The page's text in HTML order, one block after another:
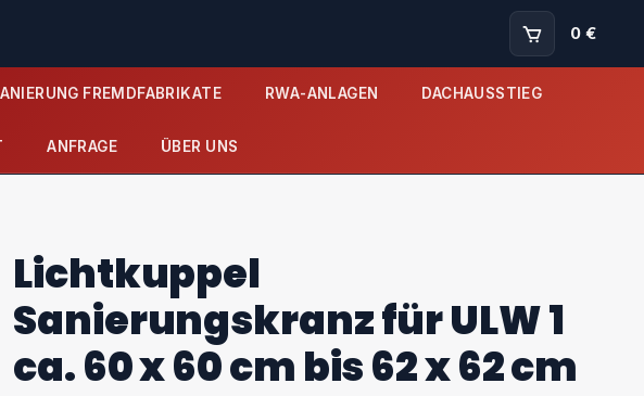
0 €
FREMDFABRIKATE RWA-ANLAGEN DACHAUSSTIEG
ANFRAGE ÜBER UNS
Lichtkuppel
Sanierungskranz für ULW 1
ca. 60 x 60 cm bis 62 x 62 cm